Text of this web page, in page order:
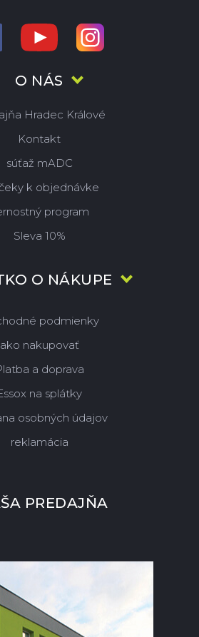
O NÁS
Hradec Králové
Kontakt
súťaž mADC
k objednávke
program
Sleva 10%
O NÁKUPE
podmienky
ako nakupovať
a doprava
na splátky
osobných údajov
reklamácia
PREDAJŇA